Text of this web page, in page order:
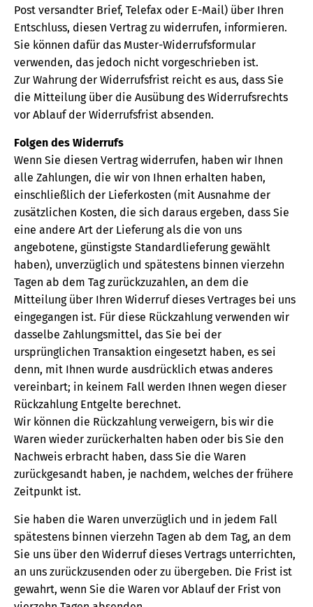
Post versandter Brief, Telefax oder E-Mail) über Ihren
Entschluss, diesen Vertrag zu widerrufen, informieren.
Sie können dafür das Muster-Widerrufsformular
verwenden, das jedoch nicht vorgeschrieben ist.
Zur Wahrung der Widerrufsfrist reicht es aus, dass Sie
die Mitteilung über die Ausübung des Widerrufsrechts
vor Ablauf der Widerrufsfrist absenden.
Folgen des Widerrufs
Wenn Sie diesen Vertrag widerrufen, haben wir Ihnen
alle Zahlungen, die wir von Ihnen erhalten haben,
einschließlich der Lieferkosten (mit Ausnahme der
zusätzlichen Kosten, die sich daraus ergeben, dass Sie
eine andere Art der Lieferung als die von uns
angebotene, günstigste Standardlieferung gewählt
haben), unverzüglich und spätestens binnen vierzehn
Tagen ab dem Tag zurückzuzahlen, an dem die
Mitteilung über Ihren Widerruf dieses Vertrages bei uns
eingegangen ist. Für diese Rückzahlung verwenden wir
dasselbe Zahlungsmittel, das Sie bei der
ursprünglichen Transaktion eingesetzt haben, es sei
denn, mit Ihnen wurde ausdrücklich etwas anderes
vereinbart; in keinem Fall werden Ihnen wegen dieser
Rückzahlung Entgelte berechnet.
Wir können die Rückzahlung verweigern, bis wir die
Waren wieder zurückerhalten haben oder bis Sie den
Nachweis erbracht haben, dass Sie die Waren
zurückgesandt haben, je nachdem, welches der frühere
Zeitpunkt ist.
Sie haben die Waren unverzüglich und in jedem Fall
spätestens binnen vierzehn Tagen ab dem Tag, an dem
Sie uns über den Widerruf dieses Vertrags unterrichten,
an uns zurückzusenden oder zu übergeben. Die Frist ist
gewahrt, wenn Sie die Waren vor Ablauf der Frist von